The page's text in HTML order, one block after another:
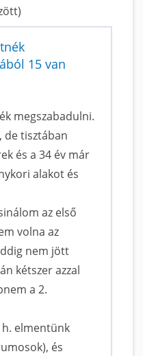
15 van
megszabadulni.
de tisztában
és a 34 év már
alakot és
az első
volna az
nem jött
kétszer azzal
a 2.
elmentünk
és